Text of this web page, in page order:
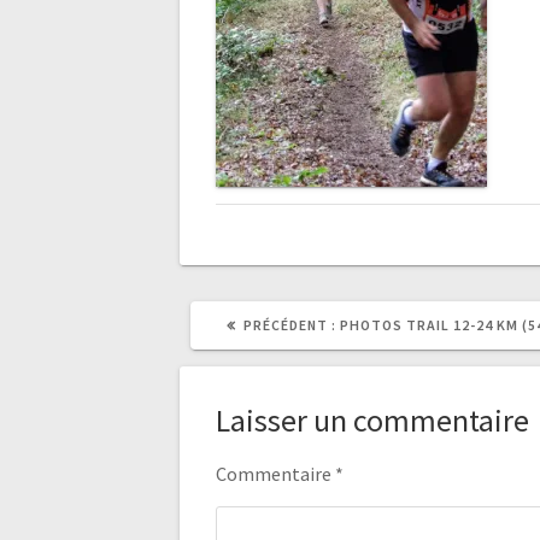
PRÉCÉDENT : ARTICLE
PHOTOS TRAIL 12-24 KM
Laisser un commentaire
Commentaire *